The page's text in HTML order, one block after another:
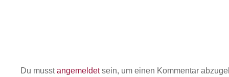
Du musstangemeldetsein, um einen Kommentar